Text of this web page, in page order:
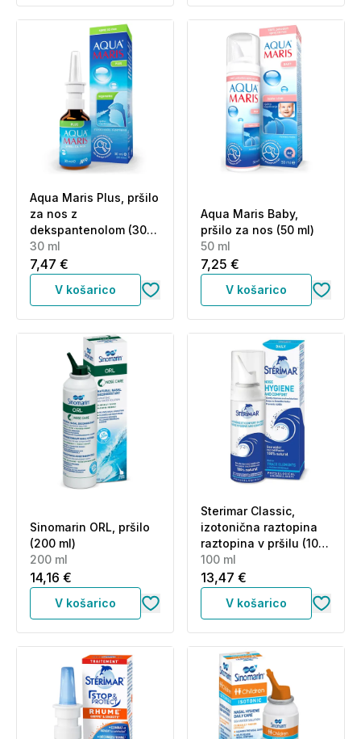
Aqua Maris Plus, pršilo
za nos z
dekspantenolom (30
ml)
30 ml
7,47 €
V košarico
Aqua Maris Baby,
pršilo za nos (50 ml)
50 ml
7,25 €
V košarico
Sinomarin ORL, pršilo
(200 ml)
200 ml
14,16 €
V košarico
Sterimar Classic,
izotonična raztopina
raztopina v pršilu (100
ml)
100 ml
13,47 €
V košarico